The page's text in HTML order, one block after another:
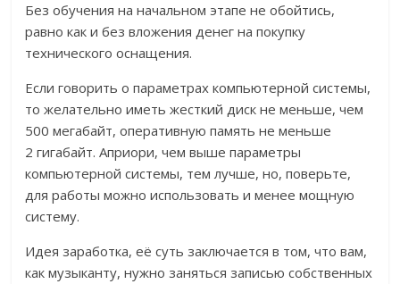
Без обучения на начальном этапе не обойтись,
равно как и без вложения денег на покупку
технического оснащения.
Если говорить о параметрах компьютерной системы,
то желательно иметь жесткий диск не меньше, чем
500 мегабайт, оперативную память не меньше
2 гигабайт. Априори, чем выше параметры
компьютерной системы, тем лучше, но, поверьте,
для работы можно использовать и менее мощную
систему.
Идея заработка, её суть заключается в том, что вам,
как музыканту, нужно заняться записью собственных